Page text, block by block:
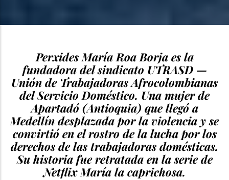
Perxides María Roa Borja es la
fundadora del sindicato UTRASD —
Unión de Trabajadoras Afrocolombianas
del Servicio Doméstico. Una mujer de
Apartadó (Antioquia) que llegó a
Medellín desplazada por la violencia y se
convirtió en el rostro de la lucha por los
derechos de las trabajadoras domésticas.
Su historia fue retratada en la serie de
NetflixMaría la caprichosa.